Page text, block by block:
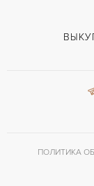
ВОЗМОЖНОСТИ
ЦВЕТ БРАСЛЕТА
ПОЛИТИКА